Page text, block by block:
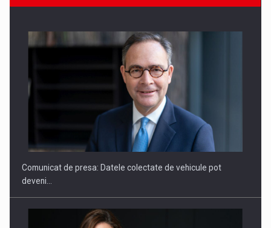
SAPTE PERSONALITATI DIN MEDIUL DE AFACERI, ACADEMIC
Comunicat de presa: Datele colectate de vehicule pot
deveni…